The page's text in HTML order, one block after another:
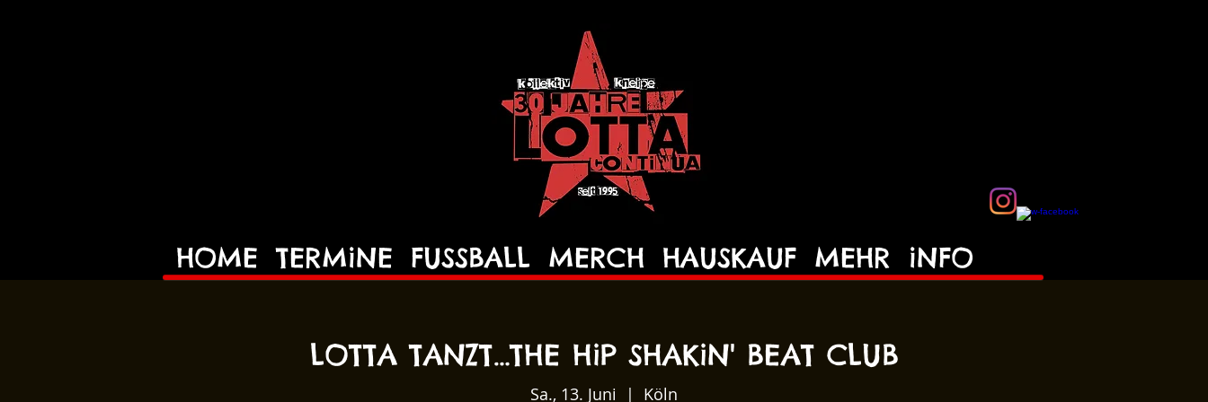
HOME TERMiNE FUSSBALL MERCH HAUSKAUF MEHR iNFO
LOTTA TANZT…THE HiP SHAKiN' BEAT CLUB
Sa., 13. Juni
  |
Köln